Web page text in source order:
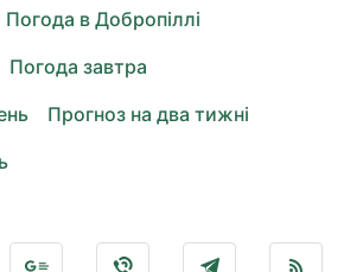
Погода в Добропіллі
Погода завтра
Прогноз на два тижні